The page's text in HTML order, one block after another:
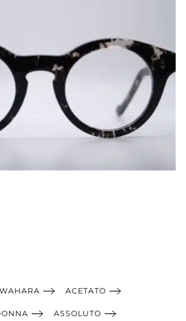
ACETATO
ASSOLUTO